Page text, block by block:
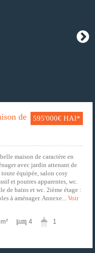
595'000€ HAI*
de
maison de caractère en
avec jardin attenant de
équipée, salon cosy
et poutres apparentes, wc.
de bains et wc. 2ième étage :
à aménager. Annexe... Voir
4
1